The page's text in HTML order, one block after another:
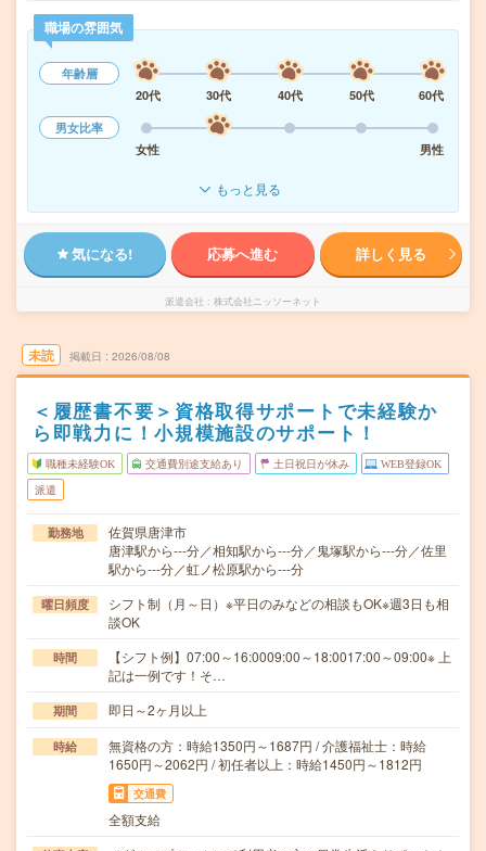
職場の雰囲気
年齢層
20代
30代 40代 50代
60代
男女比率
女性
男性
もっと見る
気になる! 応募へ進む 詳しく見る
派遣会社 株式会社ニッソーネット
未読 掲載日 2026/08/08
＜履歴書不要＞資格取得サポートで未経験か
ら即戦力に！小規模施設のサポート！
職種未経験OK 交通費別途支給あり 土日祝日が休み WEB登録OK
派遣
勤務地
佐賀県唐津市
唐津駅から---分／相知駅から---分／鬼塚駅から---分／佐里
駅から---分／虹ノ松原駅から---分
曜日頻度
シフト制（月～日）※平日のみなどの相談もOK※週3日も相
談OK
時間
【シフト例】07:00～16:0009:00～18:0017:00～09:00※ 上
記は一例です！そ…
期間 即日～2ヶ月以上
時給
無資格の方：時給1350円～1687円 / 介護福祉士：時給
1650円～2062円 / 初任者以上：時給1450円～1812円
交通費
全額支給